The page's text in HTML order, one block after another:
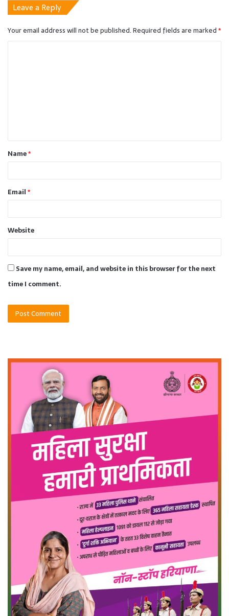
Leave a Reply
Your email address will not be published.Required fields are marked*
t
*Name*
Email*
Website
Save my name, email, and website in this browser for the next
time I comment.